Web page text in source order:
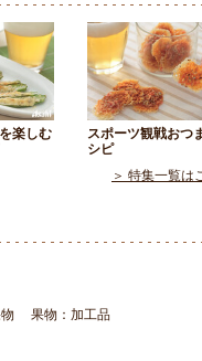
楽しむ
スポーツ観戦おつ
シピ
＞ 特集一覧は
果物：加工品